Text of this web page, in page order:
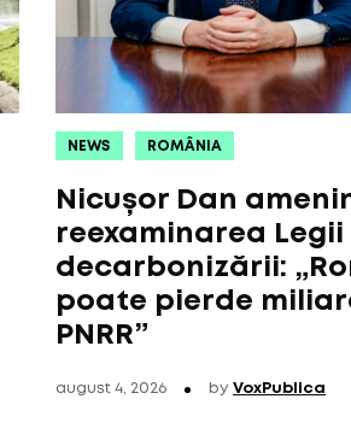
NEWS ROMÂNIA
Nicușor Dan
reexaminarea Legii
decarbonizării:
poate pierde
PNRR”
august 4, 2026 by VoxPublica